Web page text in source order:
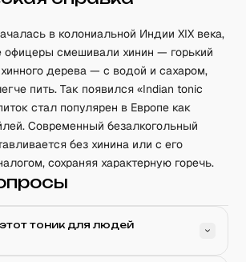
в колониальной Индии XIX века,
офицеры смешивали хинин — горький
дерева — с водой и сахаром,
пить. Так появился «Indian tonic
стал популярен в Европе как
Современный безалкогольный
без хинина или с его
сохраняя характерную горечь.
тоник для людей